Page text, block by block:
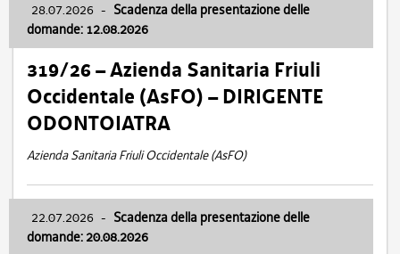
28.07.2026 - Scadenza della presentazione delle
domande: 12.08.2026
319/26 – Azienda Sanitaria Friuli
Occidentale (AsFO) – DIRIGENTE
ODONTOIATRA
Azienda Sanitaria Friuli Occidentale (AsFO)
22.07.2026 - Scadenza della presentazione delle
domande: 20.08.2026